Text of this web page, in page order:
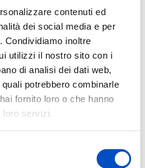
contenuti ed
dei social media e per
Condividiamo inoltre
utilizzi il nostro sito con i
di analisi dei dati web,
potrebbero combinarle
fornito loro o che hanno
loro servizi.
terapeutico su cui si basa il
di terapia genica per
della pubblicazione
in corso al Nationwide
(USA), contribuendo a
ed efficacia delle future
conferma il ruolo di
“Centro Dino Ferrari”
di Milano e del Policlinico di
grazie al contributo